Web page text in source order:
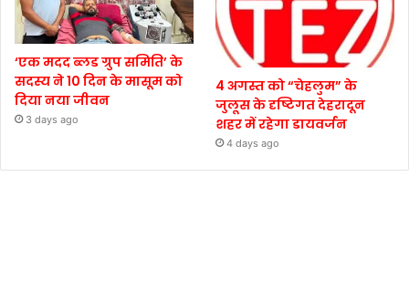
‘एक मदद ब्लड ग्रुप समिति’ के
सदस्य ने 10 दिन के मासूम को
दिया नया जीवन
3 days ago
4 अगस्त को “चेहलुम” के
जुलूस के दृष्टिगत देहरादून
शहर में रहेगा डायवर्जन
4 days ago